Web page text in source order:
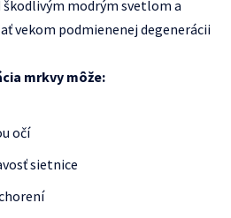
modrým svetlom a
vekom podmienenej degenerácii
mrkvy môže:
očí
sietnice